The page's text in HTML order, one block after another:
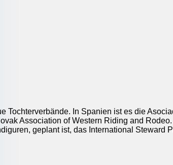
Tochterverbände. In Spanien ist es die
Association of Western Riding and
geplant ist, das International Steward